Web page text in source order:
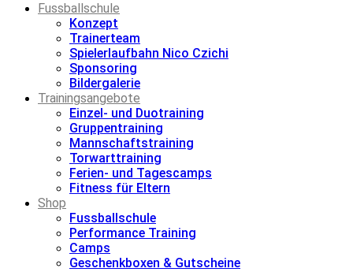
Fussballschule
Konzept
Trainerteam
Spielerlaufbahn Nico Czichi
Sponsoring
Bildergalerie
Trainingsangebote
Einzel- und Duotraining
Gruppentraining
Mannschaftstraining
Torwarttraining
Ferien- und Tagescamps
Fitness für Eltern
Shop
Fussballschule
Performance Training
Camps
Geschenkboxen & Gutscheine